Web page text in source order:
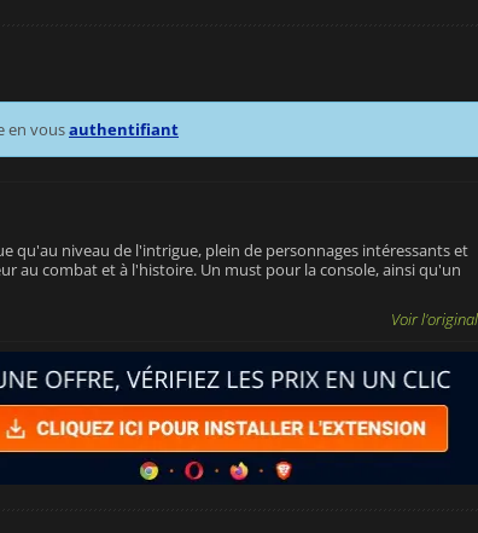
en vousauthentifiant
qu'au niveau de l'intrigue, plein de personnages intéressants et
au combat et à l'histoire. Un must pour la console, ainsi qu'un
Voir l'original